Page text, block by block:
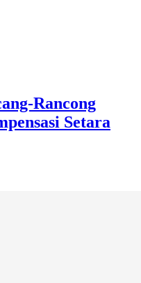
Rancong
Setara